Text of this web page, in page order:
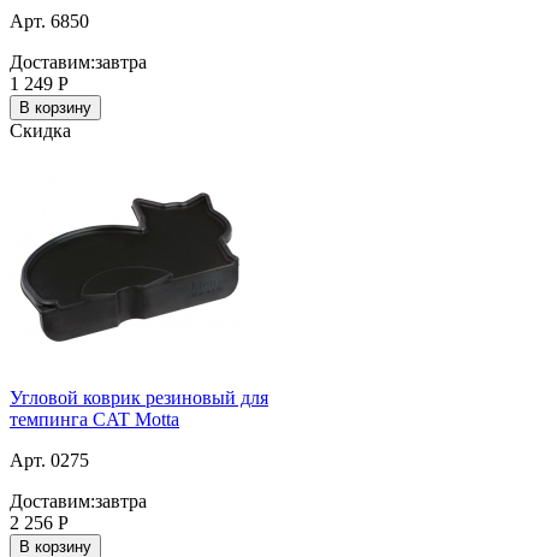
Арт. 6850
Доставим:завтра
1 249 Р
В корзину
Скидка
Угловой коврик резиновый для
темпинга CAT Motta
Арт. 0275
Доставим:завтра
2 256 Р
В корзину